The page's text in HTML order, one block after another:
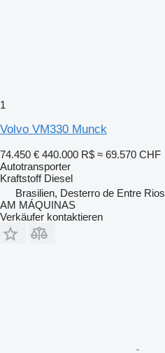
1
Volvo VM330 Munck
74.450 € 440.000 R$ ≈ 69.570 CHF
Autotransporter
Kraftstoff Diesel
Brasilien, Desterro de Entre Rios
AM MÁQUINAS
Verkäufer kontaktieren